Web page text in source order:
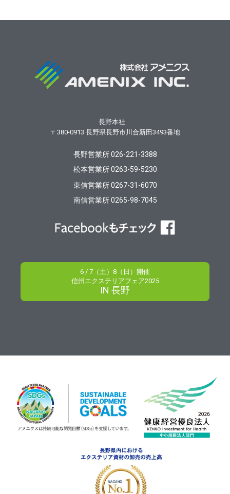
長野本社
〒380-0913 長野県長野市川合新田3493番地
長野営業所 026-221-3388
松本営業所 0263-59-5230
東信営業所 0267-31-6070
南信営業所 0265-98-7045
6 / 7（土）8（日）開催
信州エクステリアフェア2025
IN 長野